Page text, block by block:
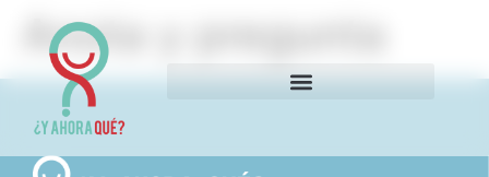
Anota y pregunta